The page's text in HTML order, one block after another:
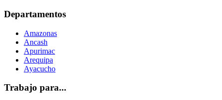
Departamentos
Amazonas
Ancash
Apurimac
Arequipa
Ayacucho
Trabajo para...